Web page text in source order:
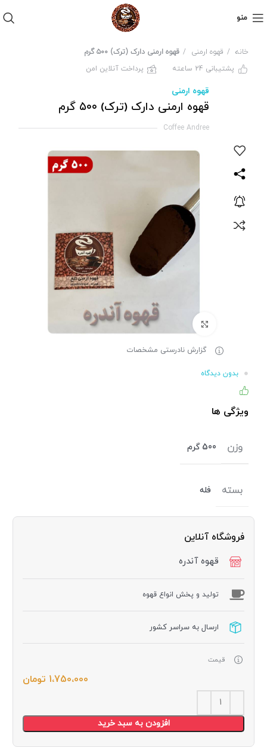
منو
خانه قهوه ارمنی
قهوه ارمنی دارک (ترک) ۵۰۰ گرم
پشتیبانی 24 ساعته
پرداخت آنلاین امن
قهوه ارمنی
قهوه ارمنی دارک (ترک) ۵۰۰ گرم
Coffee Andree
برای بزرگنمایی کلیک کنید
گزارش نادرستی مشخصات
بدون دیدگاه
ویژگی ها
وزن 500 گرم
بسته فله
فروشگاه آنلاین
قهوه آندره
توليد و پخش انواع قهوه
ارسال به سراسر کشور
قیمت
1،750،000 تومان
افزودن به سبد خرید